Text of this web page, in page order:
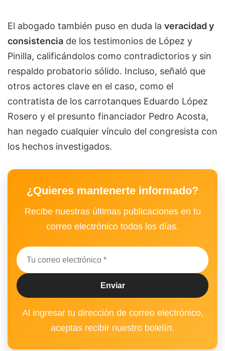
El abogado también puso en duda la veracidad y
consistencia de los testimonios de López y
Pinilla, calificándolos como contradictorios y sin
respaldo probatorio sólido. Incluso, señaló que
otros actores clave en el caso, como el
contratista de los carrotanques Eduardo López
Rosero y el presunto financiador Pedro Acosta,
han negado cualquier vínculo del congresista con
los hechos investigados.
¿Quieres mantenerte informado?
Recibe nuestras últimas publicaciones en tu
correo electrónico todos los días.
Al ingresar tu dirección de correo electrónico,
aceptas recibir nuestro boletín.